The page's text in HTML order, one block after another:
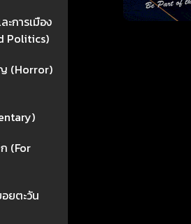
ะการเมือง
Politics)
(Horror)
(For
ยตะวัน